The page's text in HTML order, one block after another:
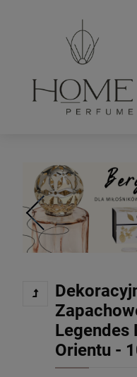
Legendes
Orientu -